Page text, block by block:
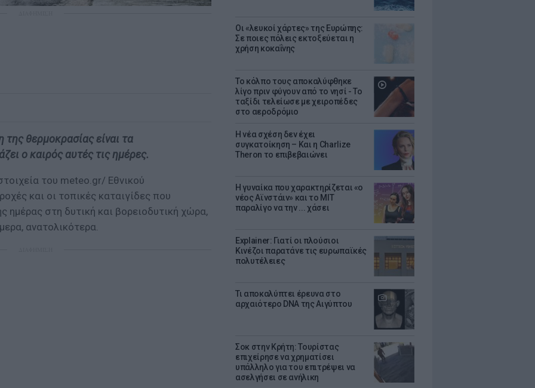
Οι «λευκοί χάρτες» της Ευρώπης:
Σε ποιες πόλεις εκτοξεύεται η
χρήση κοκαΐνης
Το κόλπο τους αποκαλύφθηκε
λίγο πριν φύγουν από το νησί - Το
ταξίδι τελείωσε με χειροπέδες
στο αεροδρόμιο
Η νέα σχέση δεν έχει
συγκατοίκηση – Και η Charlize
Theron το επιβεβαιώνει
Η γυναίκα που χαρακτηρίζεται «ο
νέος Αϊνστάιν» και το MIT
παραλίγο να την ... χάσει
Explainer: Γιατί οι πλούσιοι
Κινέζοι παρατάνε τις ευρωπαϊκές
πολυτέλειες
Τι αποκαλύπτει έρευνα στο
αρχαιότερο DNA της Αιγύπτου
Σοκ στην Κρήτη: Τουρίστας
επιχείρησε να χρηματίσει
υπάλληλο για του επιτρέψει να
ασελγήσει σε ανήλικη
θερμοκρασίας είναι τα
ο καιρός αυτές τις ημέρες.
του meteo.gr/ Εθνικού
και οι τοπικές καταιγίδες που
ημέρας στη δυτική και βορειοδυτική χώρα,
ανατολικότερα.